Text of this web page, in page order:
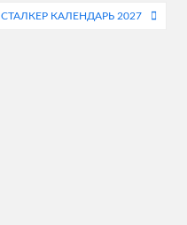
СТАЛКЕР КАЛЕНДАРЬ 2027